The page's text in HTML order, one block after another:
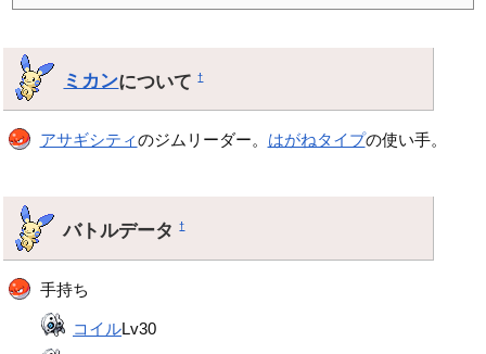
ミカンについて†
アサギシティのジムリーダー。 はがねタイプの使い手。
バトルデータ†
手持ち
コイルLv30